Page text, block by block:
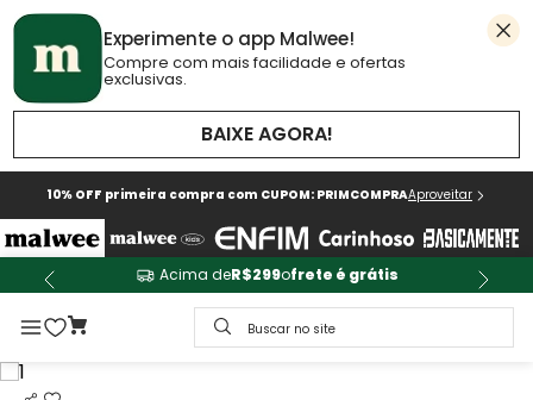
Experimente o app Malwee!
Compre com mais facilidade e ofertas
exclusivas.
BAIXE AGORA!
10% OFF primeira compra com CUPOM: PRIMCOMPRAAproveitar
Acima deR$299ofrete é grátis
Buscar no site